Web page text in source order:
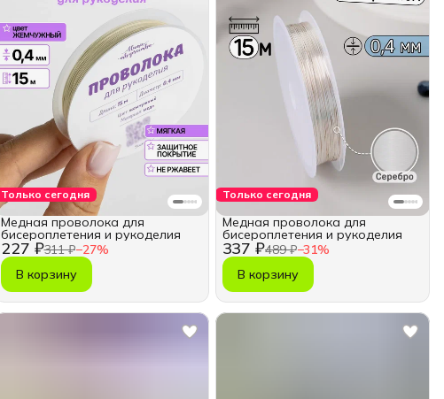
Только сегодня
227 ₽311 ₽−27%
Медная проволока для
бисероплетения и рукоделия
В корзину
Только сегодня
337 ₽489 ₽−31%
Медная проволока для
бисероплетения и рукоделия
В корзину